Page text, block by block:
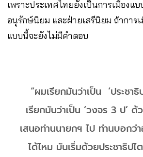
เพราะประเทศไทยยังเป็นการเมืองแ
อนุรักษ์นิยม และฝ่ายเสรีนิยม ถ้าการ
แบบนี้จะยังไม่มีคำตอบ
“ผมเรียกมันว่าเป็น ‘ประชา
เรียกมันว่าเป็น ‘วงจร 3 ป’ ด้
เสนอท่านนายกฯ ไป ท่านบอกว่า
ได้ไหม มันเริ่มด้วยประชาธิปไ